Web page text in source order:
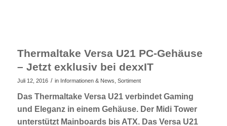
Thermaltake Versa U21 PC-Gehäuse
– Jetzt exklusiv bei dexxIT
Juli 12, 2016 / in Informationen & News Sortiment
Das Thermaltake Versa U21 verbindet Gaming
und Eleganz in einem Gehäuse. Der Midi Tower
unterstützt Mainboards bis ATX. Das Versa U21